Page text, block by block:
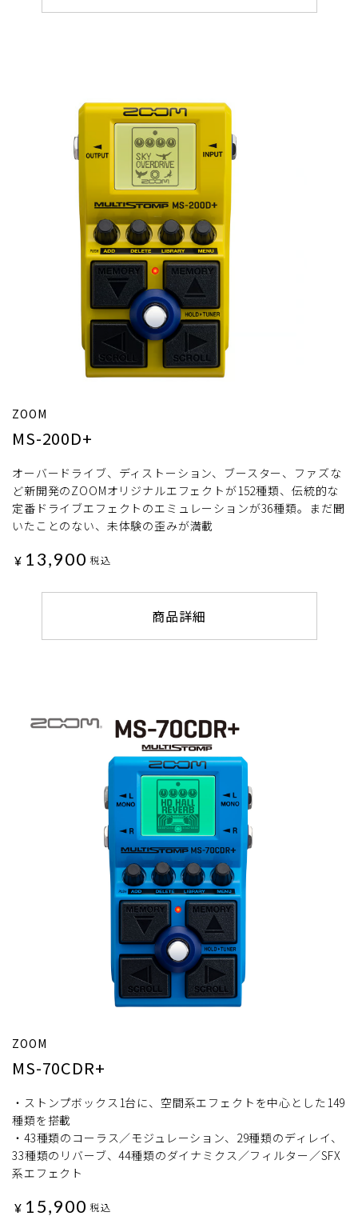
ZOOM
MS-200D+
オーバードライブ、ディストーション、ブースター、ファズな
ど新開発のZOOMオリジナルエフェクトが152種類、伝統的な
定番ドライブエフェクトのエミュレーションが36種類。まだ聞
いたことのない、未体験の歪みが満載
¥ 13,900 税込
商品詳細
ZOOM
MS-70CDR+
・ストンプボックス1台に、空間系エフェクトを中心とした149
種類を搭載
・43種類のコーラス／モジュレーション、29種類のディレイ、
33種類のリバーブ、44種類のダイナミクス／フィルター／SFX
系エフェクト
¥ 15,900 税込